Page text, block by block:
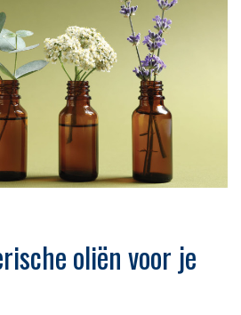
oliën voor je